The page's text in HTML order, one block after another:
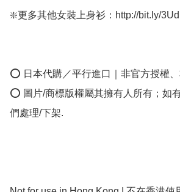
❇️更多其他女裝上身衫：http://bit.ly/
⭕ 日本代購／平行進口｜非官方授權
⭕ 圖片/商標版權屬其擁有人所有；如
們處理/下架.